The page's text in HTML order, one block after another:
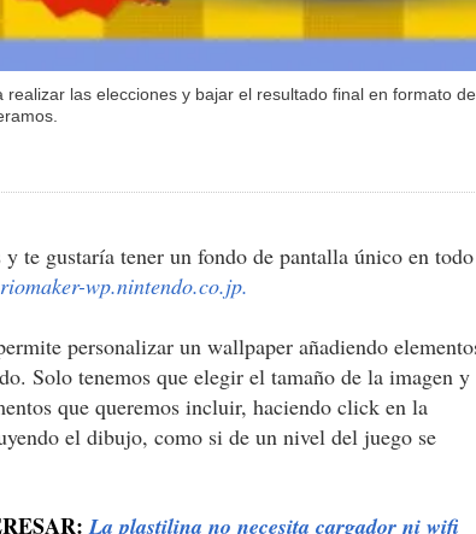
las elecciones y bajar el resultado final en formato
te gustaría tener un fondo de pantalla único en todo
wp.nintendo.co.jp.
personalizar un wallpaper añadiendo
Solo tenemos que elegir el tamaño de la imagen y
que queremos incluir, haciendo click en la
el dibujo, como si de un nivel del juego se
La plastilina no necesita cargador ni wifi